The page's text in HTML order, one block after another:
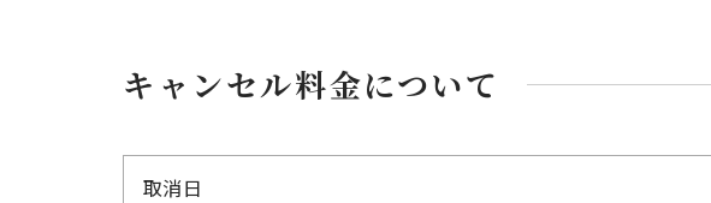
キャンセル料金について
取消日